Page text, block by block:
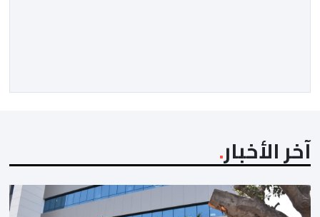
أن لاعبات […]
آخر الأخبار